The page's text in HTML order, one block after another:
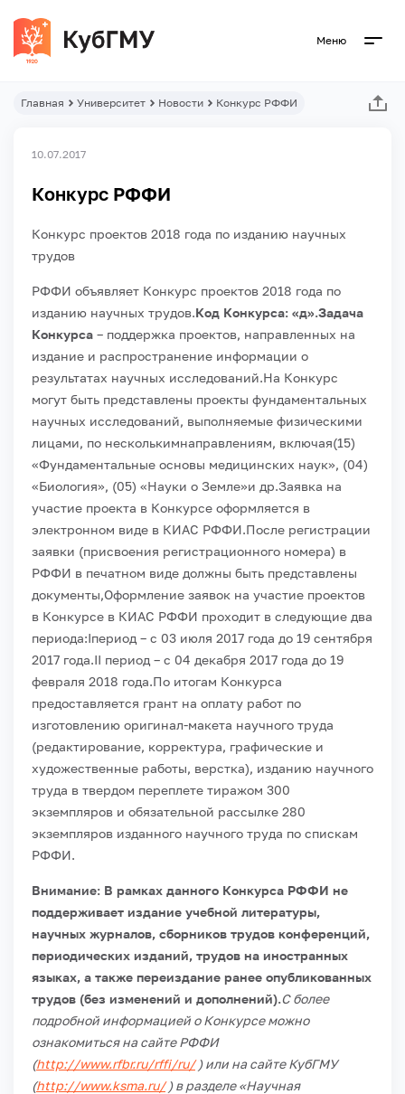
Меню
Главная Университет Новости Конкурс РФФИ
10.07.2017
Конкурс РФФИ
Конкурс проектов 2018 года по изданию научных
трудов
РФФИ объявляет Конкурс проектов 2018 года по
изданию научных трудов.Код Конкурса: «д».Задача
Конкурса – поддержка проектов, направленных на
издание и распространение информации о
результатах научных исследований.На Конкурс
могут быть представлены проекты фундаментальных
научных исследований, выполняемые физическими
лицами, по несколькимнаправлениям, включая(15)
«Фундаментальные основы медицинских наук», (04)
«Биология», (05) «Науки о Земле»и др.Заявка на
участие проекта в Конкурсе оформляется в
электронном виде в КИАС РФФИ.После регистрации
заявки (присвоения регистрационного номера) в
РФФИ в печатном виде должны быть представлены
документы,Оформление заявок на участие проектов
в Конкурсе в КИАС РФФИ проходит в следующие два
периода:Iпериод – с 03 июля 2017 года до 19 сентября
2017 года.II период – с 04 декабря 2017 года до 19
февраля 2018 года.По итогам Конкурса
предоставляется грант на оплату работ по
изготовлению оригинал-макета научного труда
(редактирование, корректура, графические и
художественные работы, верстка), изданию научного
труда в твердом переплете тиражом 300
экземпляров и обязательной рассылке 280
экземпляров изданного научного труда по спискам
РФФИ.
Внимание: В рамках данного Конкурса РФФИ не
поддерживает издание учебной литературы,
научных журналов, сборников трудов конференций,
периодических изданий, трудов на иностранных
языках, а также переиздание ранее опубликованных
трудов (без изменений и дополнений).С более
подробной информацией о Конкурсе можно
ознакомиться на сайте РФФИ
(http://www.rfbr.ru/rffi/ru/ ) или на сайте КубГМУ
(http://www.ksma.ru/ ) в разделе «Научная